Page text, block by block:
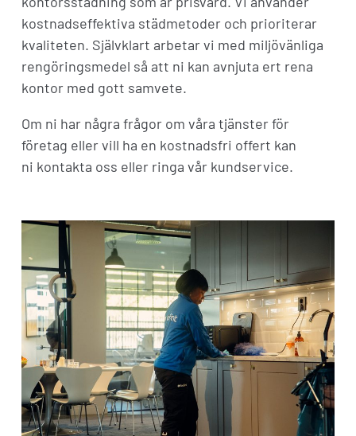
kostnadseffektiva städmetoder och prioriterar
kvaliteten. Självklart arbetar vi med miljövänliga
rengöringsmedel så att ni kan avnjuta ert rena
kontor med gott samvete.
Om ni har några frågor om våra tjänster för
företag eller vill ha en kostnadsfri offert kan
ni kontakta oss eller ringa vår kundservice.